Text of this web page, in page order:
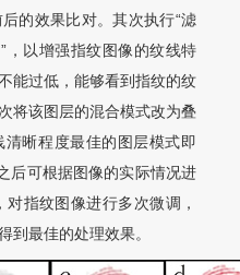
的效果比对。其次执行“滤
，以增强指纹图像的纹线特
能过低，能够看到指纹的纹
将该图层的混合模式改为叠
晰程度最佳的图层模式即
后可根据图像的实际情况进
对指纹图像进行多次微调，
到最佳的处理效果。